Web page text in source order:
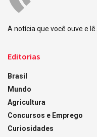
A notícia que você ouve e lê.
Editorias
Brasil
Mundo
Agricultura
Concursos e Emprego
Curiosidades